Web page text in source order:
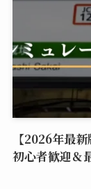
【2026年最
初心者歓迎＆